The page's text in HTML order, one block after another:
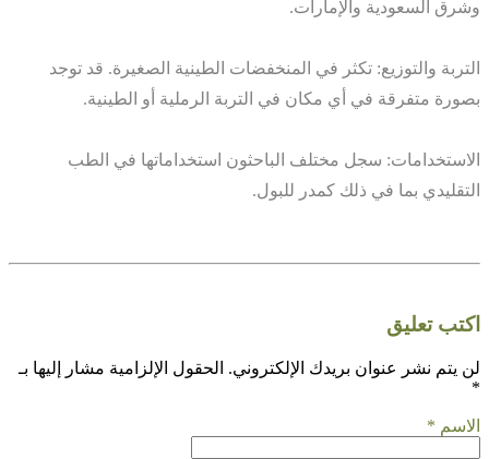
وشرق السعودية والإمارات.
التربة والتوزيع: تكثر في المنخفضات الطينية الصغيرة. قد توجد
بصورة متفرقة في أي مكان في التربة الرملية أو الطينية.
الاستخدامات: سجل مختلف الباحثون استخداماتها في الطب
التقليدي بما في ذلك كمدر للبول.
اكتب تعليق
لن يتم نشر عنوان بريدك الإلكتروني. الحقول الإلزامية مشار إليها بـ
*
الاسم *